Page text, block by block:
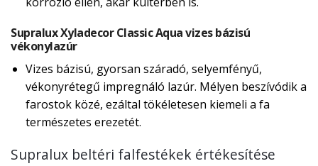
Supralux Xyladecor Classic Aqua vizes bázisú
vékonylazúr
Vizes bázisú, gyorsan száradó, selyemfényű,
vékonyrétegű impregnáló lazúr. Mélyen beszívódik a
farostok közé, ezáltal tökéletesen kiemeli a fa
természetes erezetét.
Supralux beltéri falfestékek értékesítése